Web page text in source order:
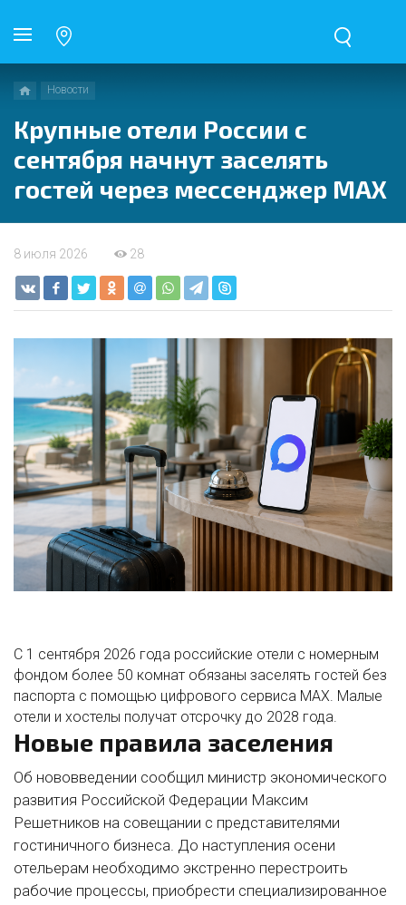
Новости
Крупные отели России с
сентября начнут заселять
гостей через мессенджер MAX
8 июля 2026 28
С 1 сентября 2026 года российские отели с номерным
фондом более 50 комнат обязаны заселять гостей без
паспорта с помощью цифрового сервиса MAX . Малые
отели и хостелы получат отсрочку до 2028 года.
Новые правила заселения
Об нововведении сообщил министр экономического
развития Российской Федерации Максим
Решетников на совещании с представителями
гостиничного бизнеса. До наступления осени
отельерам необходимо экстренно перестроить
рабочие процессы, приобрести специализированное